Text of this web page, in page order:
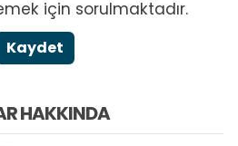
için sorulmaktadır.
Kaydet
HAKKINDA